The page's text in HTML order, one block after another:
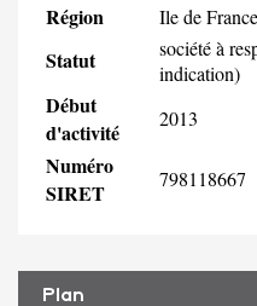
Région Ile de France
Statut
société à
indication)
Début
d'activité
2013
Numéro
SIRET
798118667
Plan